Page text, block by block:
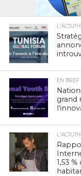
EN BREF
grand
1,53